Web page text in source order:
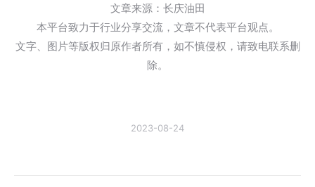
文章来源：长庆油田
本平台致力于行业分享交流，文章不代表平台观点。
文字、图片等版权归原作者所有，如不慎侵权，请致电联系删
除。
2023-08-24